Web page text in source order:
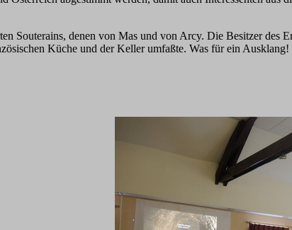
Souterains, denen von Mas und von Arcy. Die Besitzer des
Küche und der Keller umfaßte. Was für ein Ausklang!